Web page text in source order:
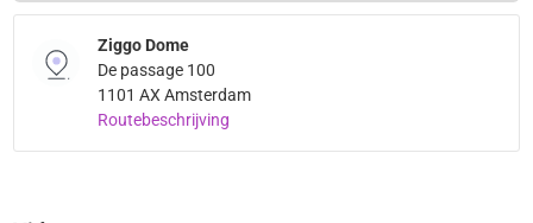
Ziggo Dome
De passage 100
1101 AX Amsterdam
Routebeschrijving